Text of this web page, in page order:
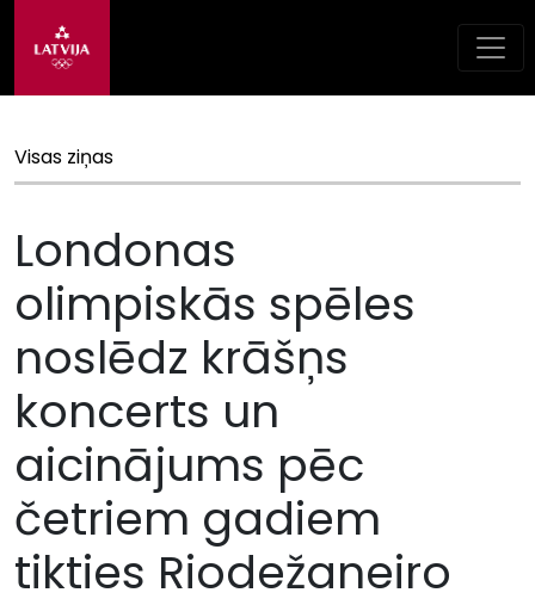
Visas ziņas
Londonas
olimpiskās spēles
noslēdz krāšņs
koncerts un
aicinājums pēc
četriem gadiem
tikties Riodežaneiro